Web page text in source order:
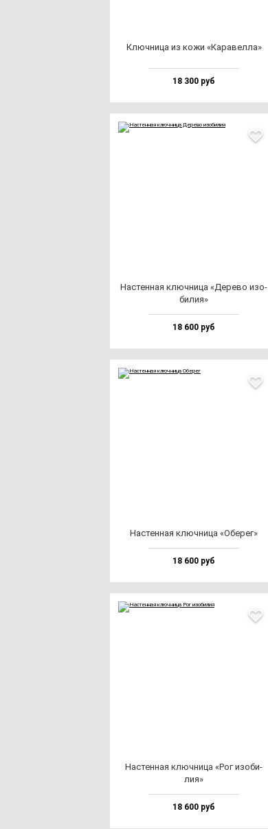
Ключ­ни­ца из ко­жи «Кара­вел­ла»
18 300 руб
Нас­тен­ная ключ­ни­ца «Дере­во изо­
би­лия»
18 600 руб
Нас­тен­ная ключ­ни­ца «Обе­рег»
18 600 руб
Нас­тен­ная ключ­ни­ца «Рог изо­би­
лия»
18 600 руб